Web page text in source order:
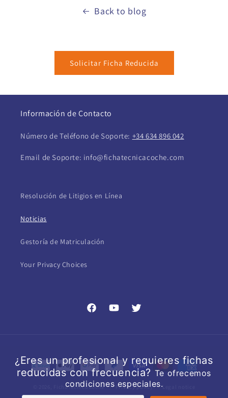
Back to blog
Solicitar Ficha Reducida
Información de Contacto
Número de Teléfono de Soporte: +34 634 896 042
Email de Soporte: info@fichatecnicacoche.com
Resolución de Litigios en Línea
Noticias
Gestoría de Matriculación
Your Privacy Choices
FacebookYouTubeTwitter
Payment
methods
FichaTecnicaCoche Privacy policy